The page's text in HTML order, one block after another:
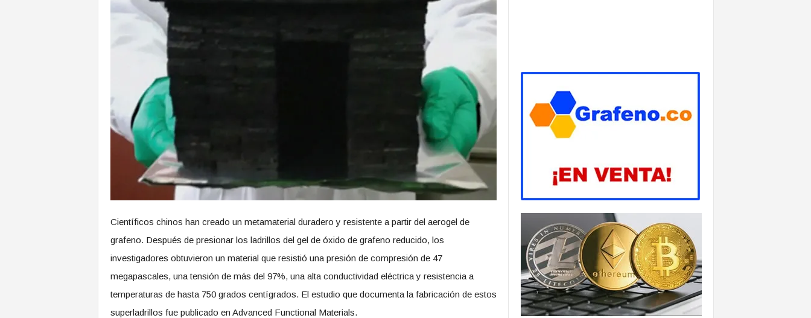
Científicos chinos han creado un metamaterial duradero y resistente a partir del aerogel de
grafeno. Después de presionar los ladrillos del gel de óxido de grafeno reducido, los
investigadores obtuvieron un material que resistió una presión de compresión de 47
megapascales, una tensión de más del 97%, una alta conductividad eléctrica y resistencia a
temperaturas de hasta 750 grados centígrados. El estudio que documenta la fabricación de estos
superladrillos fue publicado en Advanced Functional Materials.